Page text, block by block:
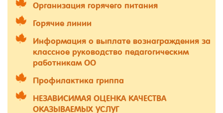
Организация горячего питания
Горячие линии
Информация о выплате вознаграждения за
классное руководство педагогическим
работникам ОО
Профилактика гриппа
НЕЗАВИСИМАЯ ОЦЕНКА КАЧЕСТВА
ОКАЗЫВАЕМЫХ УСЛУГ